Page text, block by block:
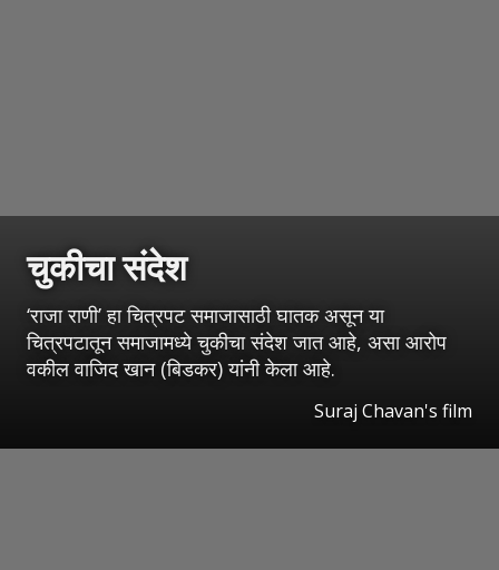
चुकीचा संदेश
‘राजा राणी’ हा चित्रपट समाजासाठी घातक असून या
चित्रपटातून समाजामध्ये चुकीचा संदेश जात आहे, असा आरोप
वकील वाजिद खान (बिडकर) यांनी केला आहे.
Suraj Chavan's film